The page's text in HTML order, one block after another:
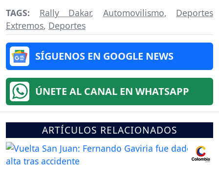
TAGS: Rally Dakar, Automovilismo, Deportes
Extremos, Deportes
SÍGUENOS EN GOOGLE NEWS
ÚNETE AL CANAL EN WHATSAPP
ARTÍCULOS RELACIONADOS